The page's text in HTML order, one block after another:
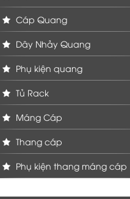
Cáp Quang
Dây Nhảy Quang
Phụ kiện quang
Tủ Rack
Máng Cáp
Thang cáp
Phụ kiện thang máng cáp